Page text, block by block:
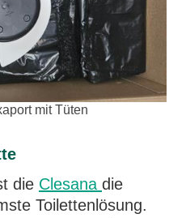
mit Tüten
die Clesana die
Toilettenlösung.